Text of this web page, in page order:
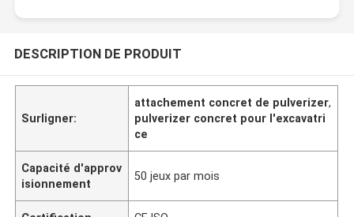
DESCRIPTION DE PRODUIT
Surligner:
attachement concret de pulverizer,
pulverizer concret pour l'excavatri
ce
Capacité d'approv
isionnement
50 jeux par mois